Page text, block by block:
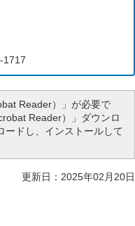
1717
Reader）」が必要で
Reader）」ダウンロ
ードし、インストールして
更新日：2025年02月20日